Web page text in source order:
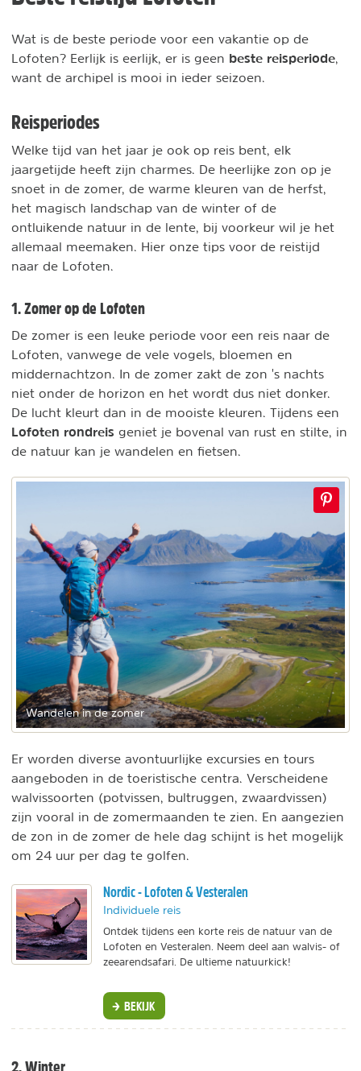
Wat is de beste periode voor een vakantie op de
Lofoten? Eerlijk is eerlijk, er is geen beste reisperiode
want de archipel is mooi in ieder seizoen.
Reisperiodes
Welke tijd van het jaar je ook op reis bent, elk
jaargetijde heeft zijn charmes. De heerlijke zon op je
snoet in de zomer, de warme kleuren van de herfst,
het magisch landschap van de winter of de
ontluikende natuur in de lente, bij voorkeur wil je het
allemaal meemaken. Hier onze tips voor de reistijd
naar de Lofoten.
1. Zomer op de Lofoten
De zomer is een leuke periode voor een reis naar de
Lofoten, vanwege de vele vogels, bloemen en
middernachtzon. In de zomer zakt de zon 's nachts
niet onder de horizon en het wordt dus niet donker.
De lucht kleurt dan in de mooiste kleuren. Tijdens een
Lofoten rondreis geniet je bovenal van rust en stilte, in
de natuur kan je wandelen en fietsen.
Wandelen in de zomer
Er worden diverse avontuurlijke excursies en tours
aangeboden in de toeristische centra. Verscheidene
walvissoorten (potvissen, bultruggen, zwaardvissen)
zijn vooral in de zomermaanden te zien. En aangezien
de zon in de zomer de hele dag schijnt is het mogelijk
om 24 uur per dag te golfen.
Nordic - Lofoten & Vesteralen
Individuele reis
Ontdek tijdens een korte reis de natuur van de
Lofoten en Vesteralen. Neem deel aan walvis- of
zeearendsafari. De ultieme natuurkick!
BEKIJK
2. Winter